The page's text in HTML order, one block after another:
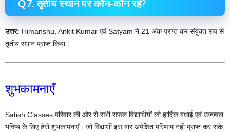
Q7. तृतीय स्थान पर कौन-कौन रहे?
उत्तर: Himanshu, Ankit Kumar एवं Satyam ने 21 अंक प्राप्त कर संयुक्त रूप से
तृतीय स्थान प्राप्त किया।
शुभकामनाएँ
Satish Classes परिवार की ओर से सभी सफल विद्यार्थियों को हार्दिक बधाई एवं उज्ज्वल
भविष्य के लिए ढेरों शुभकामनाएँ। जो विद्यार्थी इस बार अपेक्षित परिणाम नहीं प्राप्त कर सके,